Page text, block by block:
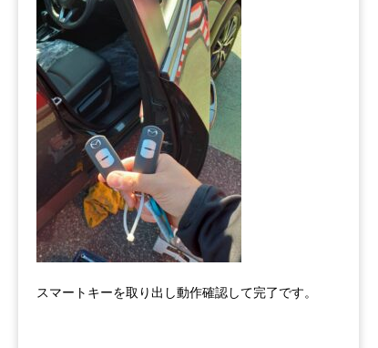
スマートキーを取り出し動作確認して完了です。